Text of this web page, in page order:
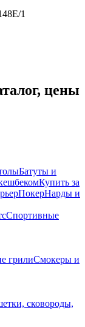
1
цены
Батуты и
Купить за
ПокерНарды и
Спортивные
грилиСмокеры и
сковороды,